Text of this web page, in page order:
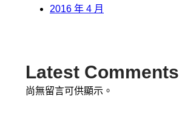
2016 年 4 月
Latest Comments
尚無留言可供顯示。